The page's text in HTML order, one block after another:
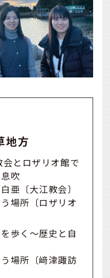
地方
会とロザリオ館で
吹
亜〔大江教会〕
場所〔ロザリオ
歩く〜歴史と自
場所〔﨑津諏訪